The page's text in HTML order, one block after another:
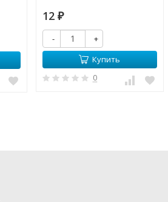
12 ₽
-
+
Купить
0